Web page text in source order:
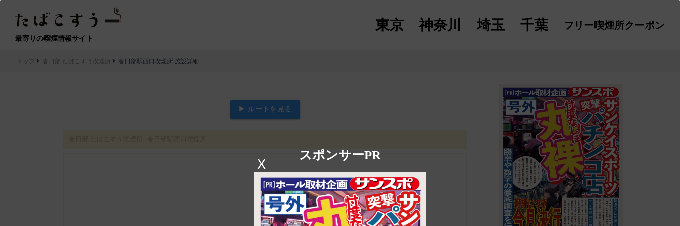
最寄りの喫煙情報サイト
東京 神奈川 埼玉 千葉 フリー喫煙所クーポン
スポンサーPR
X
トップ 春日部 たばこすう喫煙所 春日部駅西口喫煙所 施設詳細
▶ ルートを見る